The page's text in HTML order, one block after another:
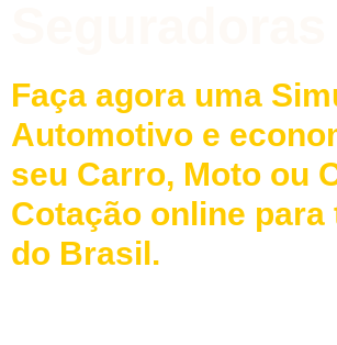
Faça agora uma
Automotivo e
seu Carro, Moto ou
Cotação online
do Brasil.